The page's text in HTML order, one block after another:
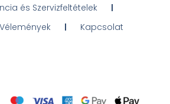
és Szervizfeltételek
Kapcsolat